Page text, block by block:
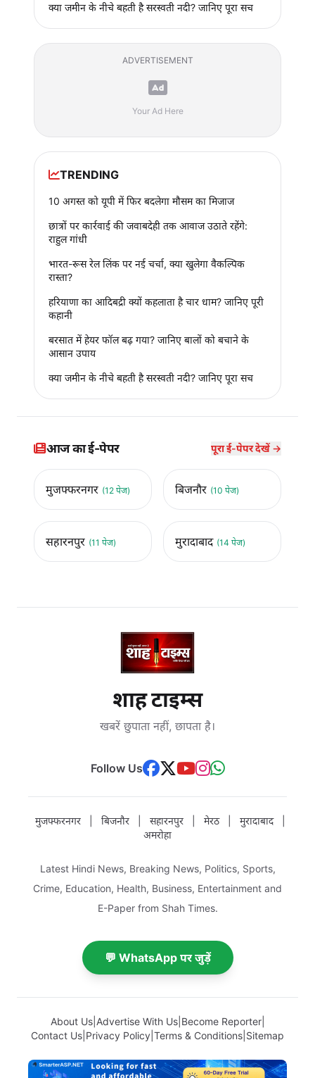
क्या जमीन के नीचे बहती है सरस्वती नदी? जानिए पूरा सच
ADVERTISEMENT
Your Ad Here
TRENDING
10 अगस्त को यूपी में फिर बदलेगा मौसम का मिजाज
छात्रों पर कार्रवाई की जवाबदेही तक आवाज उठाते रहेंगे:
राहुल गांधी
भारत-रूस रेल लिंक पर नई चर्चा, क्या खुलेगा वैकल्पिक
रास्ता?
हरियाणा का आदिबद्री क्यों कहलाता है चार धाम? जानिए पूरी
कहानी
बरसात में हेयर फॉल बढ़ गया? जानिए बालों को बचाने के
आसान उपाय
क्या जमीन के नीचे बहती है सरस्वती नदी? जानिए पूरा सच
आज का ई-पेपर पूरा ई-पेपर देखें →
मुजफ्फरनगर (12 पेज) बिजनौर (10 पेज)
सहारनपुर (11 पेज) मुरादाबाद (14 पेज)
शाह टाइम्स
खबरें छुपाता नहीं, छापता है।
Follow Us
मुजफ्फरनगर बिजनौर सहारनपुर मेरठ मुरादाबाद
अमरोहा
Latest Hindi News, Breaking News, Politics, Sports,
Crime, Education, Health, Business, Entertainment and
E-Paper from Shah Times.
💬 WhatsApp पर जुड़ें
About Us| Advertise With Us| Become Reporter|
Contact Us Privacy Policy Terms & Conditions Sitemap